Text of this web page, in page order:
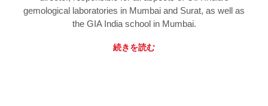
gemological laboratories in Mumbai and Surat, as well as
the GIA India school in Mumbai.
続きを読む